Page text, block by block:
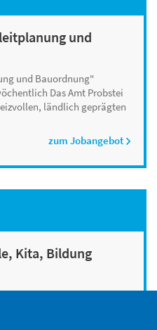
und
und Bauordnung"
Das Amt Probstei
ländlich geprägten
zum Jobangebot
Kita, Bildung
(m/w/d) Das Amt
einer reizvollen, ländlich
20 ehrenamtlich